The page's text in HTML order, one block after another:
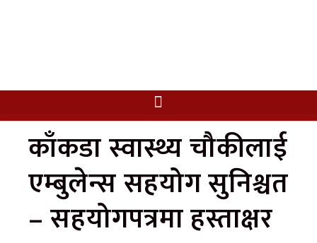
काँकडा स्वास्थ्य चौकीलाई
एम्बुलेन्स सहयोग सुनिश्चत
– सहयोगपत्रमा हस्ताक्षर